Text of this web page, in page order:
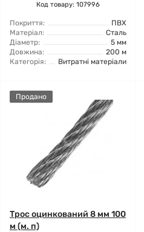
Код товару: 107996
Покриття:
ПВХ
Матеріал:
Сталь
Діаметр:
5 мм
Довжина:
200 м
Категорія:
Витратні матеріали
Продано
Трос оцинкований 8 мм 100
м (м. п)